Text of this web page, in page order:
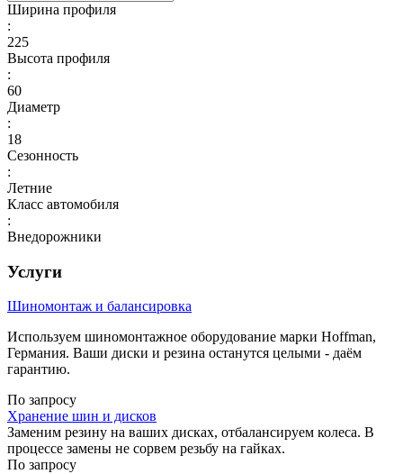
Ширина профиля
:
225
Высота профиля
:
60
Диаметр
:
18
Сезонность
:
Летние
Класс автомобиля
:
Внедорожники
Услуги
Шиномонтаж и балансировка
Используем шиномонтажное оборудование марки Hoffman,
Германия. Ваши диски и резина останутся целыми - даём
гарантию.
По запросу
Хранение шин и дисков
Заменим резину на ваших дисках, отбалансируем колеса. В
процессе замены не сорвем резьбу на гайках.
По запросу